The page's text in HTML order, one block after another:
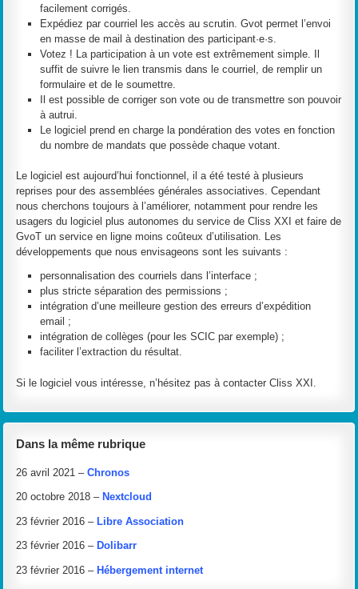
facilement corrigés.
Expédiez par courriel les accès au scrutin. Gvot permet l’envoi
en masse de mail à destination des participant·e·s.
Votez ! La participation à un vote est extrêmement simple. Il
suffit de suivre le lien transmis dans le courriel, de remplir un
formulaire et de le soumettre.
Il est possible de corriger son vote ou de transmettre son pouvoir
à autrui.
Le logiciel prend en charge la pondération des votes en fonction
du nombre de mandats que possède chaque votant.
Le logiciel est aujourd’hui fonctionnel, il a été testé à plusieurs
reprises pour des assemblées générales associatives. Cependant
nous cherchons toujours à l’améliorer, notamment pour rendre les
usagers du logiciel plus autonomes du service de Cliss XXI et faire de
GvoT un service en ligne moins coûteux d’utilisation. Les
développements que nous envisageons sont les suivants :
personnalisation des courriels dans l’interface ;
plus stricte séparation des permissions ;
intégration d’une meilleure gestion des erreurs d’expédition
email ;
intégration de collèges (pour les SCIC par exemple) ;
faciliter l’extraction du résultat.
Si le logiciel vous intéresse, n’hésitez pas à contacter Cliss XXI.
Dans la même rubrique
26 avril 2021 –Chronos
20 octobre 2018 – Nextcloud
23 février 2016 – Libre Association
23 février 2016 – Dolibarr
23 février 2016 –Hébergement internet